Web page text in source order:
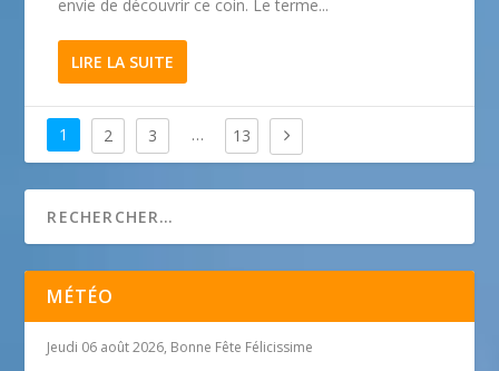
envie de découvrir ce coin. Le terme...
LIRE LA SUITE
1 2 3 … 13
MÉTÉO
Jeudi 06 août 2026, Bonne Fête Félicissime